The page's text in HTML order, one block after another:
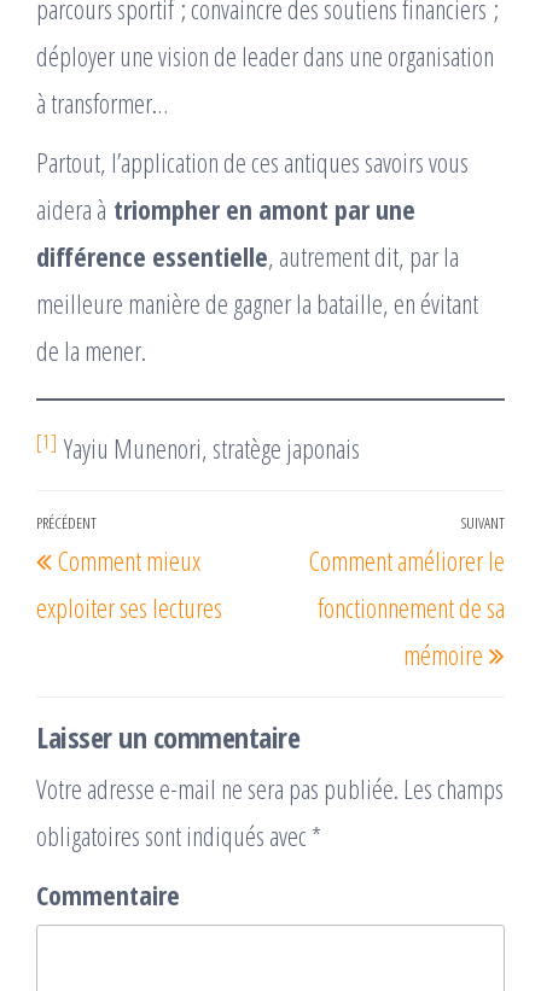
parcours sportif ; convaincre des soutiens financiers ;
déployer une vision de leader dans une organisation
à transformer…
Partout, l’application de ces antiques savoirs vous
aidera à triompher en amont par une
différence essentielle, autrement dit, par la
meilleure manière de gagner la bataille, en évitant
de la mener.
[1] Yayiu Munenori, stratège japonais
Navigation
de
l’article
Article
précédent
PRÉCÉDENT
Comment mieux
exploiter ses lectures
SUIVANT
Comment améliorer le
fonctionnement de sa
mémoire
Laisser un commentaire
Votre adresse e-mail ne sera pas publiée. Les champs
obligatoires sont indiqués avec *
Commentaire